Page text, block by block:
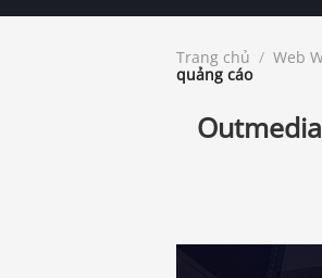
Trang chủ / Web
quảng cáo